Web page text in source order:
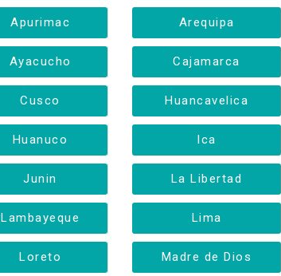
Apurimac Arequipa
Ayacucho Cajamarca
Cusco Huancavelica
Huanuco Ica
Junin La Libertad
Lambayeque Lima
Loreto Madre de Dios